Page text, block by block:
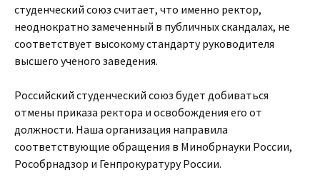
студенческий союз считает, что именно ректор,
неоднократно замеченный в публичных скандалах, не
соответствует высокому стандарту руководителя
высшего ученого заведения.
Российский студенческий союз будет добиваться
отмены приказа ректора и освобождения его от
должности. Наша организация направила
соответствующие обращения в Минобрнауки России,
Рособрнадзор и Генпрокуратуру России.